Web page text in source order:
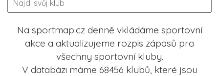
Na sportmap.cz denně vkládáme sportovní
akce a aktualizujeme rozpis zápasů pro
všechny sportovní kluby.
V databázi máme 68456 klubů, které jsou